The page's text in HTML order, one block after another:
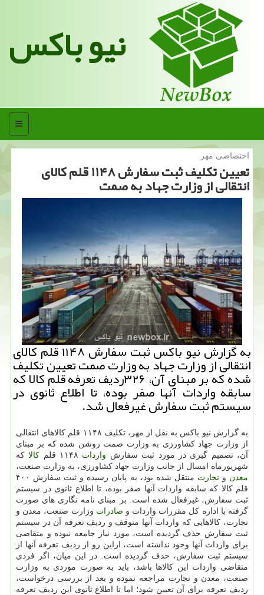
نیو باکس
منو
اختصاصی مهر
تعیین تكلیف ثبت سفارش ۱۱۴۸ قلم كالای
انتقالی از وزارت جهاد به صمت
به گزارش نیو باكس ثبت سفارش ۱۱۴۸ قلم كالای
انتقالی از وزارت جهاد به وزارت صمت تعیین تكلیف
شده كه بر مبنای آن، ۳۲۶ردیف تعرفه قلم كالا كه
سابقه واردات آنها صفر بوده، تا اطلاع ثانوی در
سیستم ثبت سفارش غیرفعال شد.
به گزارش نیو باكس به نقل از مهر، تكلیف ۱۱۴۸ قلم كالاهای انتقالی
از وزارت جهاد كشاورزی به وزارت صمت روشن شده كه بر مبنای
آن، تصمیم گیری در مورد ثبت سفارش واردات كالاكه
شهریورماه امسال از جانب وزارت جهاد كشاورزی، به وزارت صنعت،
معدن وتجارت
منتقل شده بود، به پایان رسیده و ثبت سفارش ۴۰۰
قلم كالا كه سابقه واردات آنها صفر بوده، تا اطلاع ثانوی در سیستم
ثبت سفارش، غیرفعال شده است. بر مبنای نامه نگاری های صورت
گرفته با اداره كل مقررات واردات و صادرات وزارت صنعت، معدن و
تجارت، كالاهایی كه واردات آنها متوقف و ردیف تعرفه آن در سیستم
ثبت سفارش حذف گردیده است، مورد نیاز جامعه نبوده و متقاضی
برای واردات آنها وجود نداشته است، ازاین رو از ردیف تعرفه آنها از
سیستم ثبت سفارش، حذف گردیده است. در این میان، اگر فردی
متقاضی واردات این كالاها باشد، باید به صورت موردی به وزارت
صنعت، معدن و تجارت مراجعه نموده و بعد از بررسی درخواست،
ردیف تعرفه برای آن تعیین شود؛ اما تا اطلاع ثانوی این ردیف تعرفه